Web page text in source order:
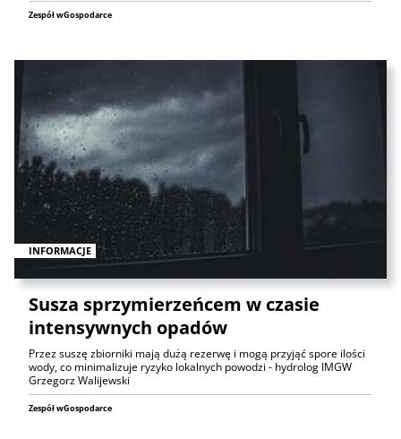
Zespół wGospodarce
INFORMACJE
Susza sprzymierzeńcem w czasie
intensywnych opadów
Przez suszę zbiorniki mają dużą rezerwę i mogą przyjąć spore ilości
wody, co minimalizuje ryzyko lokalnych powodzi - hydrolog IMGW
Grzegorz Walijewski
Zespół wGospodarce